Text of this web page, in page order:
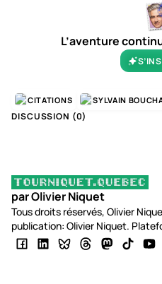
L’aventure
CITATIONS SYLVAIN
DISCUSSION (0)
par Olivier Niquet
Tous droits réservés, Olivier
publication: Olivier Niquet.